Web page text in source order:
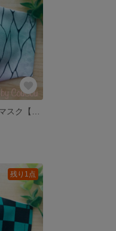
残り1点